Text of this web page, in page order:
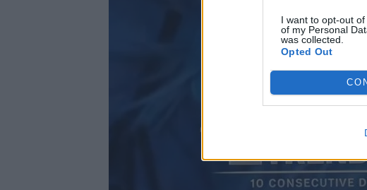
I want to opt-out
of my Personal
was collected.
Opted Out